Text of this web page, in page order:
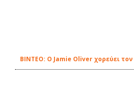
ΒΙΝΤΕΟ: Ο Jamie Oliver χορεύει